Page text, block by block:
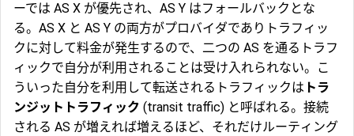
ーでは AS X が優先され、AS Y はフォールバックとな
る。AS X と AS Y の両方がプロバイダでありトラフィッ
クに対して料金が発生するので、二つの AS を通るトラフ
ィックで自分が利用されることは受け入れられない。こ
ういった自分を利用して転送されるトラフィックは トラ
ンジットトラフィック (transit traffic) と呼ばれる。接続
される AS が増えれば増えるほど、それだけルーティング